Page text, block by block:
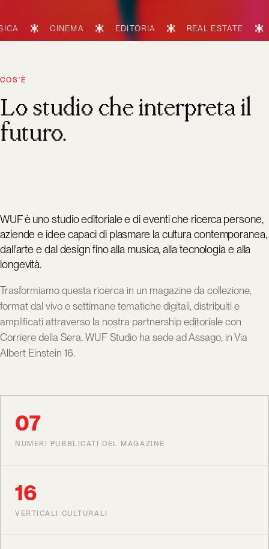
CINEMA EDITORIA REAL ESTATE
COS’È
Lo studio che interpreta il
futuro.
WUF è uno studio editoriale e di eventi che ricerca persone,
aziende e idee capaci di plasmare la cultura contemporanea,
dall'arte e dal design fino alla musica, alla tecnologia e alla
longevità.
Trasformiamo questa ricerca in un magazine da collezione,
format dal vivo e settimane tematiche digitali, distribuiti e
amplificati attraverso la nostra partnership editoriale con
Corriere della Sera. WUF Studio ha sede ad Assago, in Via
Albert Einstein 16.
07
NUMERI PUBBLICATI DEL MAGAZINE
16
VERTICALI CULTURALI